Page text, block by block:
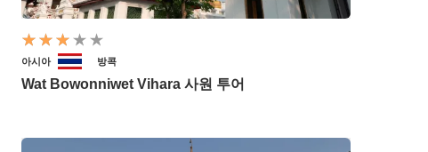
아시아 방콕
Wat Bowonniwet Vihara 사원 투어